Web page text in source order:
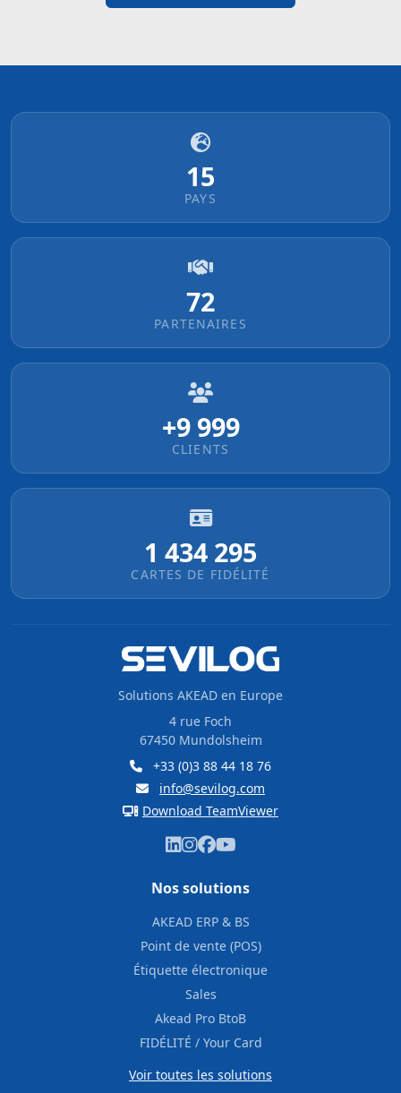
15
PAYS
72
PARTENAIRES
+10 000
CLIENTS
1 434 296
CARTES DE FIDÉLITÉ
Solutions AKEAD en Europe
4 rue Foch
67450 Mundolsheim
+33 (0)3 88 44 18 76
info@sevilog.com
Download TeamViewer
Nos solutions
AKEAD ERP & BS
Point de vente (POS)
Étiquette électronique
Sales
Akead Pro BtoB
FIDÉLITÉ / Your Card
Voir toutes les solutions